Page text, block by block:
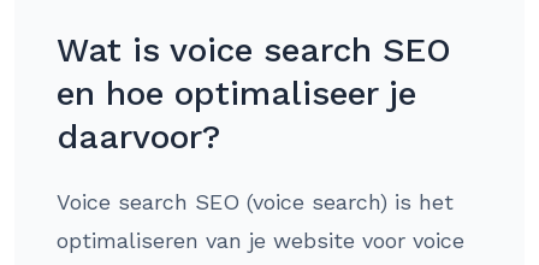
Wat is voice search SEO
en hoe optimaliseer je
daarvoor?
Voice search SEO (voice search) is het
optimaliseren van je website voor voice